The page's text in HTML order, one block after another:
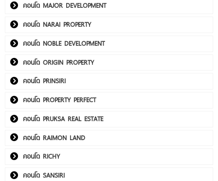
คอนโด MAJOR DEVELOPMENT
คอนโด NARAI PROPERTY
คอนโด NOBLE DEVELOPMENT
คอนโด ORIGIN PROPERTY
คอนโด PRINSIRI
คอนโด PROPERTY PERFECT
คอนโด PRUKSA REAL ESTATE
คอนโด RAIMON LAND
คอนโด RICHY
คอนโด SANSIRI